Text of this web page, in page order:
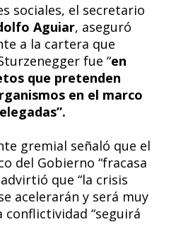
sociales, el secretario
Aguiar, aseguró
a la cartera que
fue “en
que pretenden
en el marco
gremial señaló que el
del Gobierno “fracasa
que “la crisis
acelerarán y será muy
conflictividad “seguirá